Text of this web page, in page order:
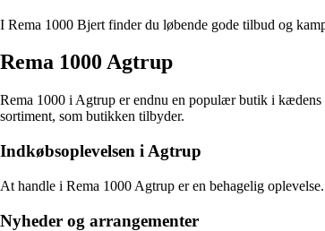
I Rema 1000 Bjert finder du løbende gode tilbud og
Rema 1000 Agtrup
Rema 1000 i Agtrup er endnu en populær butik i
sortiment, som butikken tilbyder.
Indkøbsoplevelsen i Agtrup
At handle i Rema 1000 Agtrup er en behagelig
Nyheder og arrangementer